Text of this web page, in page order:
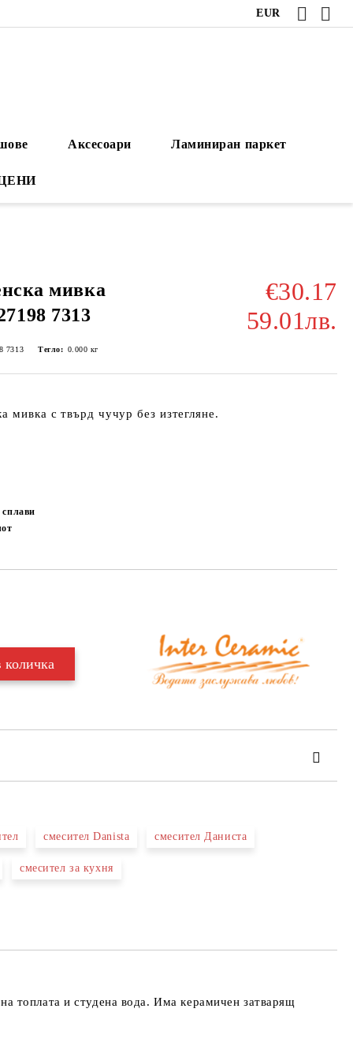
EUR
Аксесоари Ламиниран паркет
мивка
7313
€30.17
59.01лв.
7313 Тегло: 0.000 кг
мивка с твърд чучур без изтегляне.
за лични данни
смесител Danista смесител Даниста
смесител за кухня
топлата и студена вода. Има керамичен затварящ